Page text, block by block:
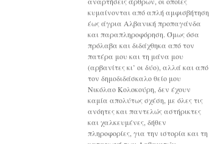
κυμαίνονται από απλή αμφισβήτηση
έως άγρια Αλβανική προπαγάνδα
και παραπληροφόρηση. Όμως όσα
πρόλαβα και διδάχθηκα από τον
πατέρα μου και τη μάνα μου
(αρβανίτες κι’ οι δύο), αλλά και από
τον δημοδιδάσκαλο θείο μου
Νικόλαο Κολοκούρη, δεν έχουν
καμία απολύτως σχέση, με όλες τις
ανόητες και παντελώς αστήρικτες
και χαλκευμένες, δήθεν
πληροφορίες, για την ιστορία και τη